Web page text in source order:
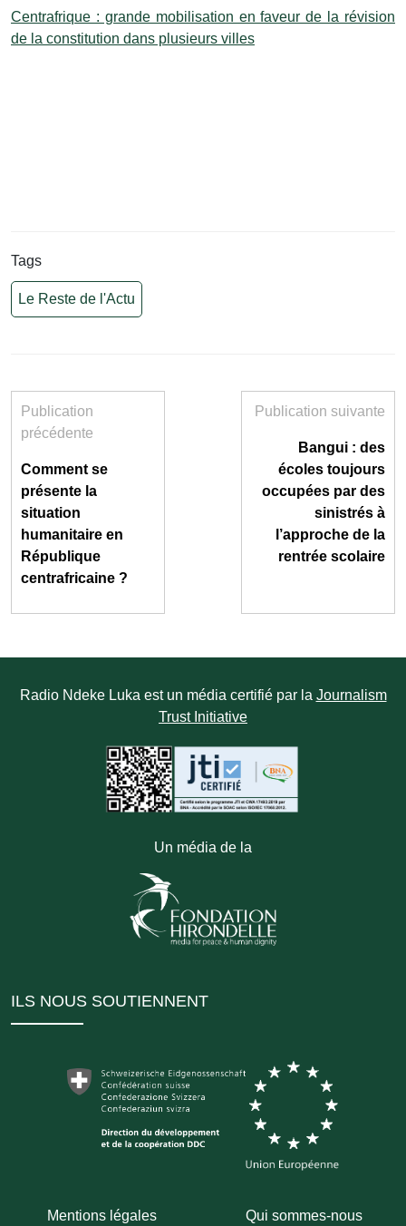
Centrafrique : grande mobilisation en faveur de la révision
de la constitution dans plusieurs villes
Tags
Le Reste de l'Actu
Publication
précédente
Comment se
présente la
situation
humanitaire en
République
centrafricaine ?
Publication suivante
Bangui : des
écoles toujours
occupées par des
sinistrés à
l’approche de la
rentrée scolaire
Radio Ndeke Luka est un média certifié par la Journalism
Trust Initiative
Un média de la
ILS NOUS SOUTIENNENT
Mentions légales Qui sommes-nous